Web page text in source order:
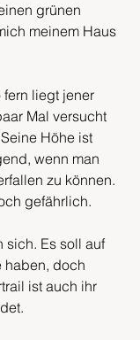
grünen
meinem Haus
liegt jener
Mal versucht
Höhe ist
wenn man
zu können.
gefährlich.
sich. Es soll auf
haben, doch
ist auch ihr